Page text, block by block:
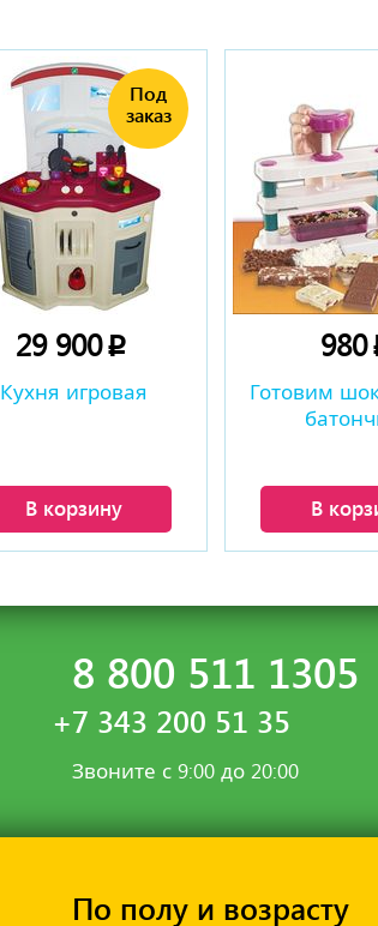
29 900p
Кухня игровая
В корзину
980
Готовим
В
8 800 511 1305
+7 343 200 51 35
Звоните с 9:00 до 20:00
По полу и возрасту